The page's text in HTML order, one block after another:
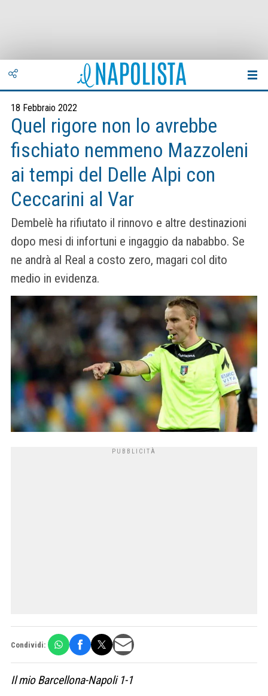
18 Febbraio 2022
Quel rigore non lo avrebbe
fischiato nemmeno Mazzoleni
ai tempi del Delle Alpi con
Ceccarini al Var
Dembelè ha rifiutato il rinnovo e altre destinazioni
dopo mesi di infortuni e ingaggio da nababbo. Se
ne andrà al Real a costo zero, magari col dito
medio in evidenza.
Condividi:
Il mio Barcellona-Napoli 1-1